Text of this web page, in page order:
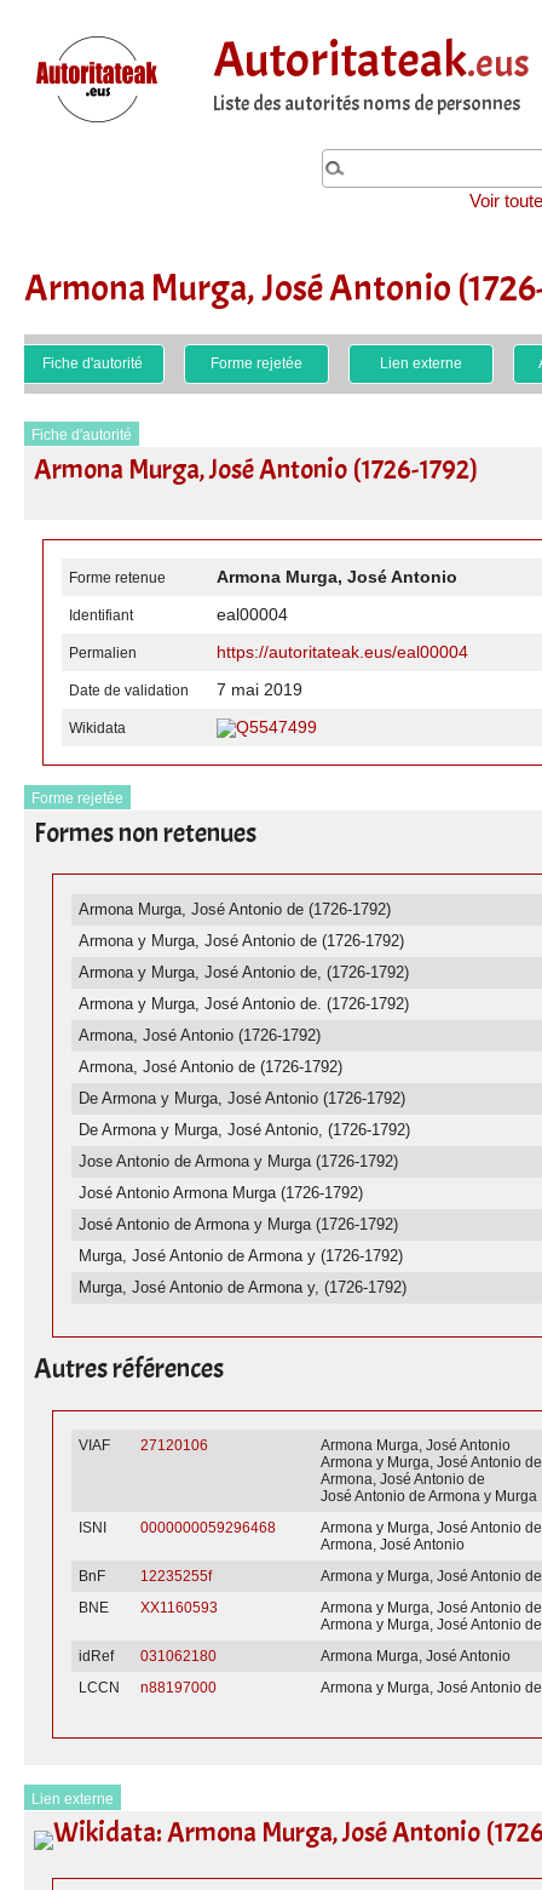
Autoritateak.eus
Liste des autorités noms de personnes
Voir
Armona Murga, José Antonio
Fiche d'autorité Forme rejetée Lien externe
Fiche d'autorité
Armona Murga, José Antonio (1726-1792)
Forme retenue Armona Murga, José Antonio
Identifiant eal00004
Permalien https://autoritateak.eus/eal00004
Date de validation 7 mai 2019
Wikidata Q5547499
Forme rejetée
Formes non retenues
Armona Murga, José Antonio de (1726-1792)
Armona y Murga, José Antonio de (1726-1792)
Armona y Murga, José Antonio de, (1726-1792)
Armona y Murga, José Antonio de. (1726-1792)
Armona, José Antonio (1726-1792)
Armona, José Antonio de (1726-1792)
De Armona y Murga, José Antonio (1726-1792)
De Armona y Murga, José Antonio, (1726-1792)
Jose Antonio de Armona y Murga (1726-1792)
José Antonio Armona Murga (1726-1792)
José Antonio de Armona y Murga (1726-1792)
Murga, José Antonio de Armona y (1726-1792)
Murga, José Antonio de Armona y, (1726-1792)
Autres références
VIAF 27120106
Armona Murga, José Antonio
Armona y Murga, José Antonio de
Armona, José Antonio de
José Antonio de Armona y Murga
ISNI
0000000059296468
Armona y Murga, José Antonio de
Armona, José Antonio
BnF
12235255f
Armona y Murga, José Antonio de
BNE
XX1160593
Armona y Murga, José Antonio de
Armona y Murga, José Antonio
idRef
031062180
Armona Murga, José Antonio
LCCN
n88197000 Armona y Murga, José Antonio
Lien externe
Wikidata: Armona Murga, José Antonio